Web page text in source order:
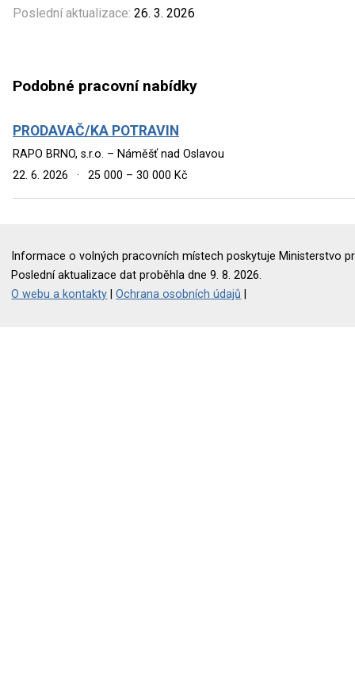
Poslední aktualizace: 26. 3. 2026
Podobné pracovní nabídky
PRODAVAČ/KA POTRAVIN
RAPO BRNO, s.r.o. – Náměšť nad Oslavou
22. 6. 2026
· 25 000 – 30 000 Kč
Informace o volných pracovních místech poskytuje Ministerstvo
Poslední aktualizace dat proběhla dne 9. 8. 2026.
O webu a kontakty |Ochrana osobních údajů